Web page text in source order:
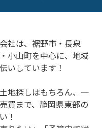
社は、裾野市・長泉
小山町を中心に、地域
いしています！
地探しはもちろん、一
買まで、静岡県東部の
！